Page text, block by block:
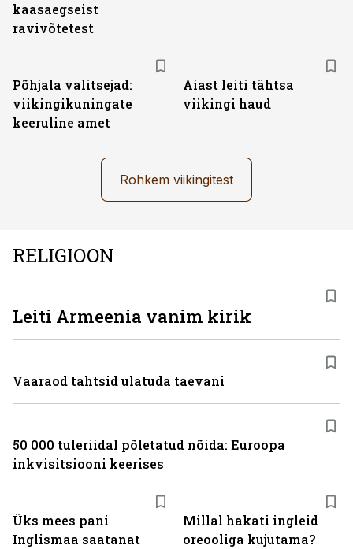
kaasaegseist
ravivõtetest
Põhjala valitsejad:
viikingikuningate
keeruline amet
Aiast leiti tähtsa
viikingi haud
Rohkem viikingitest
RELIGIOON
Üks mees pani
Inglismaa saatanat
Millal hakati ingleid
oreooliga kujutama?
Leiti Armeenia vanim kirik
Vaaraod tahtsid ulatuda taevani
50 000 tuleriidal põletatud nõida: Euroopa
inkvisitsiooni keerises